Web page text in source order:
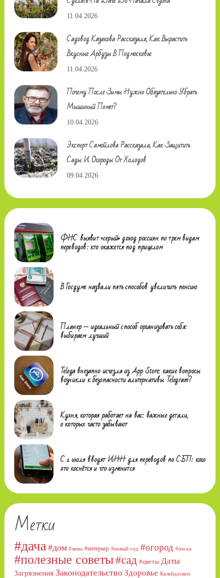
11.04.2026
Садовод Казакова Рассказала, Как Вырастить
Вкусные Арбузы В Подмосковье
11.04.2026
Почему После Зимы Нужно Обязательно Убрать
Мышиный Помет?
10.04.2026
Эксперт Самойлова Рассказала, Как Защитить
Сады И Огороды От Холодов
09.04.2026
ФНС выявит «серый» доход россиян по трем видам
переводов: кто окажется под прицелом
В Госдуме назвали пять способов увеличить пенсию
Планер — идеальный способ организовать себя:
выбираем лучший
Telega внезапно исчезла из App Store: какие вопросы
возникли к безопасности альтернативы Telegram?
Кухня, которая работает на вас: важные детали,
о которых часто забывают
С 1 июля вводят ИНН для переводов по СБП: кого
это коснётся и что изменится
Метки
#дача #дом #зима #интерьер #новый год #огород #пасха
#полезные советы#сад #цветы Даты
Загрязнения Законодательство Здоровье Калейдоскоп